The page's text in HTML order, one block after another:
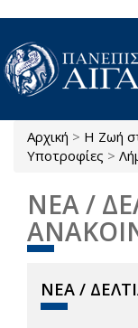
Παράκαμψη προς το
Είστε εδώ
Αρχική > Η Ζωή
Υποτροφίες >
ΝΕΑ /
ΝΕΑ /